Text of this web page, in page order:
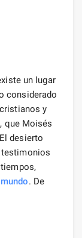
un lugar
considerado
y
que Moisés
desierto
testimonios
mundo. De